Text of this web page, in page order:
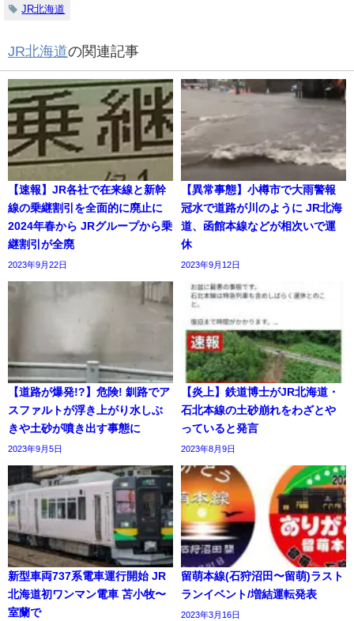
JR北海道
JR北海道の関連記事
【速報】JR各社で在来線と新幹
線の乗継割引を全面的に廃止に
2024年春から JRグループから乗
継割引が全廃
2023年9月22日
【異常事態】小樽市で大雨警報
冠水で道路が川のように JR北海
道、函館本線などが相次いで運
休
2023年9月12日
【道路が爆発!?】危険! 釧路でア
スファルトが浮き上がり水しぶ
きや土砂が噴き出す事態に
2023年9月5日
【炎上】鉄道博士がJR北海道・
石北本線の土砂崩れをわざとや
っていると発言
2023年8月9日
新型車両737系電車運行開始 JR
北海道初ワンマン電車 苫小牧〜
室蘭で
留萌本線(石狩沼田〜留萌)ラスト
ランイベント/増結運転発表
2023年3月16日